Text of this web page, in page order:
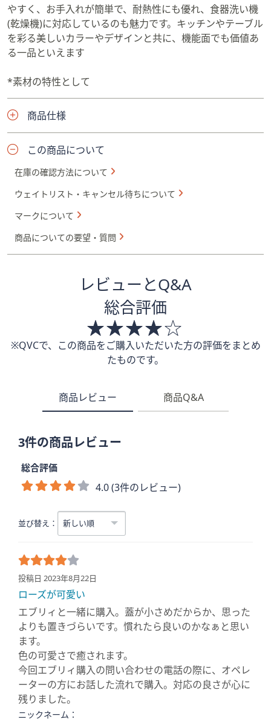
やすく、お手入れが簡単で、耐熱性にも優れ、食器洗い機
(乾燥機)に対応しているのも魅力です。キッチンやテーブル
を彩る美しいカラーやデザインと共に、機能面でも価値あ
る一品といえます
*素材の特性として
商品仕様
この商品について
在庫の確認方法について
ウェイトリスト・キャンセル待ちについて
マークについて
商品についての要望・質問
レビューとQ&A
総合評価
※QVCで、この商品をご購入いただいた方の評価をまとめ
たものです。
商品レビュー 商品Q&A
3件の商品レビュー
総合評価
4.0 (3件のレビュー)
並び替え：
投稿日 2023年8月22日
ローズが可愛い
エブリィと一緒に購入。蓋が小さめだからか、思った
よりも置きづらいです。慣れたら良いのかなぁと思い
ます。
色の可愛さで癒されます。
今回エブリィ購入の問い合わせの電話の際に、オペレ
ーターの方にお話した流れで購入。対応の良さが心に
残りました。
ニックネーム：